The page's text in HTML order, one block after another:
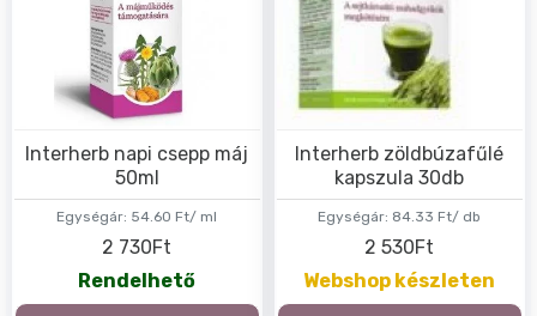
Egységár: 54.60 Ft/ ml
Interherb napi csepp máj
50ml
2 730Ft
Rendelhető
Egységár: 84.33 Ft/ db
Interherb zöldbúzafűlé
kapszula 30db
2 530Ft
Webshop készleten